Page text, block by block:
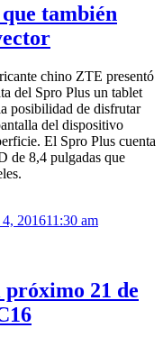
también
chino ZTE presentó
del Spro Plus un tablet
posibilidad de disfrutar
del dispositivo
El Spro Plus cuenta
de 8,4 pulgadas que
4, 201611:30 am
21 de